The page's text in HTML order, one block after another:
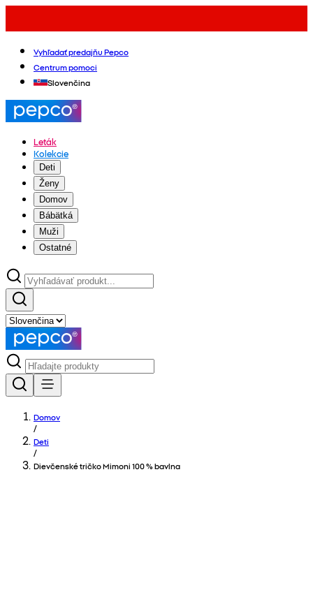
Vyhľadať predajňu Pepco
Centrum pomoci
Slovenčina
Leták
Kolekcie
Deti
Ženy
Domov
Bábätká
Muži
Ostatné
Domov
/
Deti
/
Dievčenské tričko Mimoni 100 % bavlna